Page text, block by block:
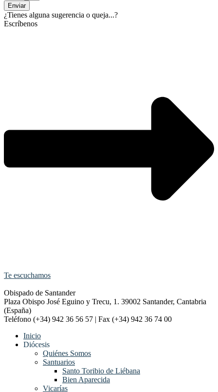
Enviar
¿Tienes alguna sugerencia o queja...?
Escríbenos
Te escuchamos
Obispado de Santander
Plaza Obispo José Eguino y Trecu, 1. 39002 Santander, Cantabria
(España)
Teléfono (+34) 942 36 56 57 | Fax (+34) 942 36 74 00
Inicio
Diócesis
Quiénes Somos
Santuarios
Santo Toribio de Liébana
Bien Aparecida
Vicarías